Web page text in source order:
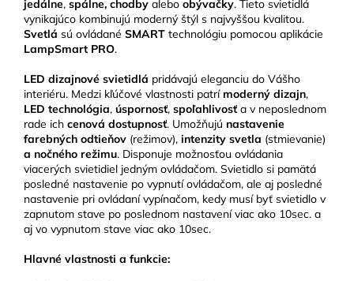
jedálne, spálne, chodby alebo obývačky. Tieto svietidlá
vynikajúco kombinujú moderný štýl s najvyššou kvalitou.
Svetlá sú ovládané SMART technológiu pomocou aplikácie
LampSmart PRO.
LED dizajnové svietidlá pridávajú eleganciu do Vášho
interiéru. Medzi kľúčové vlastnosti patrímoderný dizajn,
LED technológia, úspornosť, spoľahlivosť a v neposlednom
rade ich cenová dostupnosť. Umožňujú nastavenie
farebných odtieňov (režimov), intenzity svetla (stmievanie)
a nočného režimu. Disponuje možnosťou ovládania
viacerých svietidiel jedným ovládačom. Svietidlo si pamätá
posledné nastavenie po vypnutí ovládačom, ale aj posledné
nastavenie pri ovládaní vypínačom, kedy musí byť svietidlo v
zapnutom stave po poslednom nastavení viac ako 10sec. a
aj vo vypnutom stave viac ako 10sec.
Hlavné vlastnosti a funkcie: